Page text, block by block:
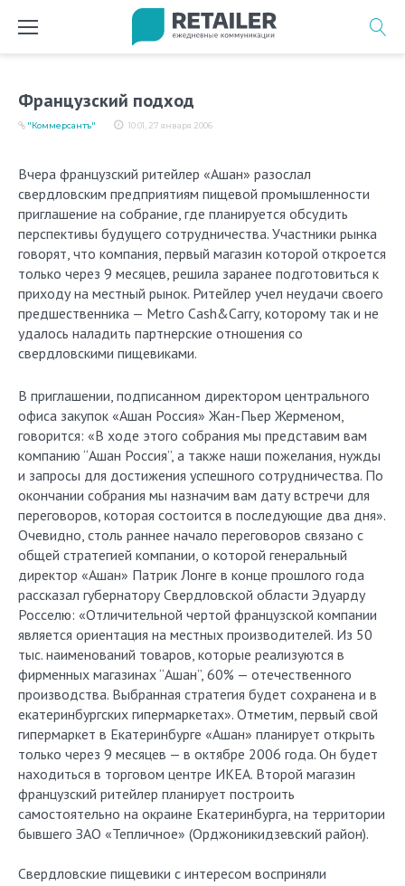
Французский подход
10:01, 27 января 2006
"Коммерсантъ"
Вчера французский ритейлер «Ашан» разослал
свердловским предприятиям пищевой промышленности
приглашение на собрание, где планируется обсудить
перспективы будущего сотрудничества. Участники рынка
говорят, что компания, первый магазин которой откроется
только через 9 месяцев, решила заранее подготовиться к
приходу на местный рынок. Ритейлер учел неудачи своего
предшественника — Metro Cash&Carry, которому так и не
удалось наладить партнерские отношения со
свердловскими пищевиками.
В приглашении, подписанном директором центрального
офиса закупок «Ашан Россия» Жан-Пьер Жерменом,
говорится: «В ходе этого собрания мы представим вам
компанию “Ашан Россия”, а также наши пожелания, нужды
и запросы для достижения успешного сотрудничества. По
окончании собрания мы назначим вам дату встречи для
переговоров, которая состоится в последующие два дня».
Очевидно, столь раннее начало переговоров связано с
общей стратегией компании, о которой генеральный
директор «Ашан» Патрик Лонге в конце прошлого года
рассказал губернатору Свердловской области Эдуарду
Росселю: «Отличительной чертой французской компании
является ориентация на местных производителей. Из 50
тыс. наименований товаров, которые реализуются в
фирменных магазинах “Ашан”, 60% — отечественного
производства. Выбранная стратегия будет сохранена и в
екатеринбургских гипермаркетах». Отметим, первый свой
гипермаркет в Екатеринбурге «Ашан» планирует открыть
только через 9 месяцев — в октябре 2006 года. Он будет
находиться в торговом центре ИКЕА. Второй магазин
французский ритейлер планирует построить
самостоятельно на окраине Екатеринбурга, на территории
бывшего ЗАО «Тепличное» (Орджоникидзевский район).
Свердловские пищевики с интересом восприняли